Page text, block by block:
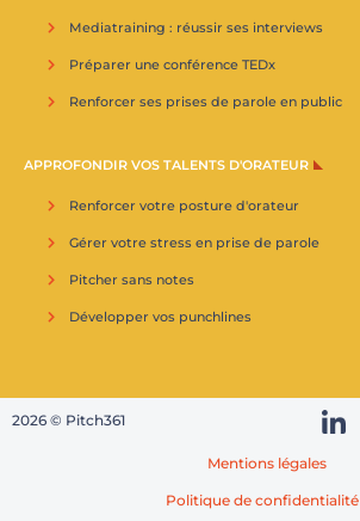
Mediatraining : réussir ses interviews
Préparer une conférence TEDx
Renforcer ses prises de parole en public
APPROFONDIR VOS TALENTS D'ORATEUR
Renforcer votre posture d'orateur
Gérer votre stress en prise de parole
Pitcher sans notes
Développer vos punchlines
2026 © Pitch361
Mentions légales
Politique de confidentialité